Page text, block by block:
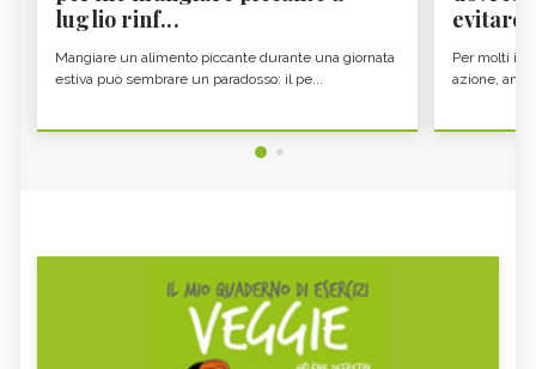
luglio rinf...
Mangiare un alimento piccante durante una giornata
estiva può sembrare un paradosso: il pe...
evitare
Per molti il
azione,